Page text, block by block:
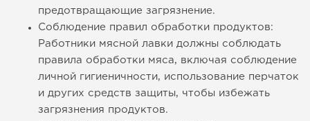
предотвращающие загрязнение.
Соблюдение правил обработки продуктов:
Работники мясной лавки должны соблюдать
правила обработки мяса, включая соблюдение
личной гигиеничности, использование перчаток
и других средств защиты, чтобы избежать
загрязнения продуктов.